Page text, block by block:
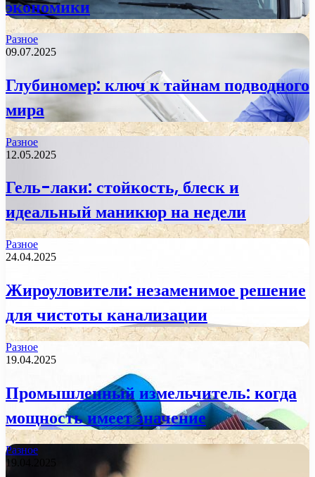
экономики
Разное
09.07.2025
Глубиномер: ключ к тайнам подводного
мира
Разное
12.05.2025
Гель-лаки: стойкость, блеск и
идеальный маникюр на недели
Разное
24.04.2025
Жироуловители: незаменимое решение
для чистоты канализации
Разное
19.04.2025
Промышленный измельчитель: когда
мощность имеет значение
Разное
19.04.2025